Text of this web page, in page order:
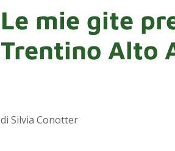
Le mie gite
Trentino Alto
di Silvia Conotter